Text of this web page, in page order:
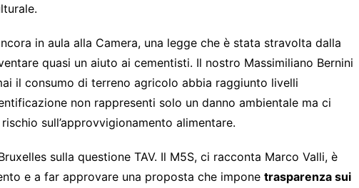
in aula alla Camera, una legge che è stata stravolta dalla
quasi un aiuto ai cementisti. Il nostro Massimiliano Bernini
il consumo di terreno agricolo abbia raggiunto livelli
non rappresenti solo un danno ambientale ma ci
sull’approvvigionamento alimentare.
sulla questione TAV. Il M5S, ci racconta Marco Valli, è
e a far approvare una proposta che impone trasparenza sui